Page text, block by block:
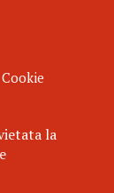
Cookie
la